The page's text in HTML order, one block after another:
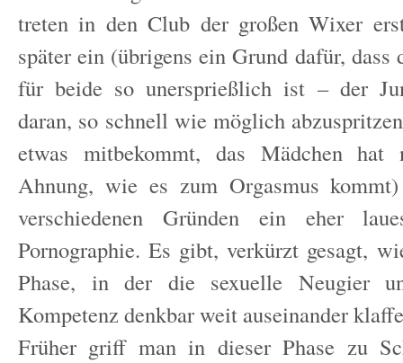
treten in den Club der großen Wixer
später ein (übrigens ein Grund dafür,
für beide so unersprießlich ist – der
daran, so schnell wie möglich
etwas mitbekommt, das Mädchen hat
Ahnung, wie es zum Orgasmus
verschiedenen Gründen ein eher
Pornographie. Es gibt, verkürzt gesagt,
Phase, in der die sexuelle Neugier
Kompetenz denkbar weit auseinander
Früher griff man in dieser Phase zu